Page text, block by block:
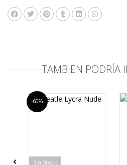
TAMBIEN PODRÍA
-60%
Sin Stock